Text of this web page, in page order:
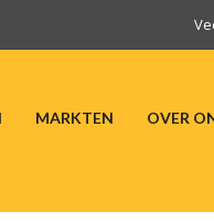
MARKTEN OVER